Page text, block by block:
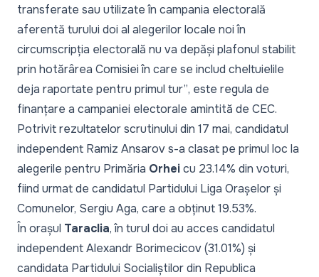
transferate sau utilizate în campania electorală
aferentă turului doi al alegerilor locale noi în
circumscripția electorală nu va depăși plafonul stabilit
prin hotărârea Comisiei în care se includ cheltuielile
deja raportate pentru primul tur”, este regula de
finanțare a campaniei electorale amintită de CEC.
Potrivit rezultatelor scrutinului din 17 mai, candidatul
independent Ramiz Ansarov s-a clasat pe primul loc la
alegerile pentru Primăria Orheicu 23.14% din voturi,
fiind urmat de candidatul Partidului Liga Orașelor și
Comunelor, Sergiu Aga, care a obținut 19.53%.
În orașul Taraclia, în turul doi au acces candidatul
independent Alexandr Borimecicov (31.01%) și
candidata Partidului Socialiștilor din Republica